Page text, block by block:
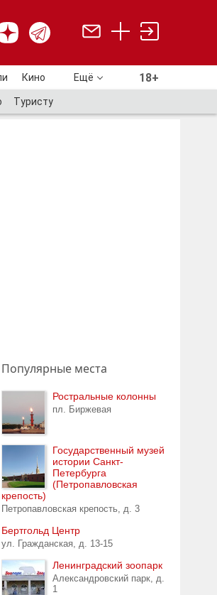
Кино Ещё 18+
Туристу
Популярные места
Ростральные колонны
пл. Биржевая
Государственный музей
истории Санкт-
Петербурга
(Петропавловская
крепость)
Петропавловская крепость, д. 3
Бертгольд Центр
ул. Гражданская, д. 13-15
Ленинградский зоопарк
Александровский парк, д.
1